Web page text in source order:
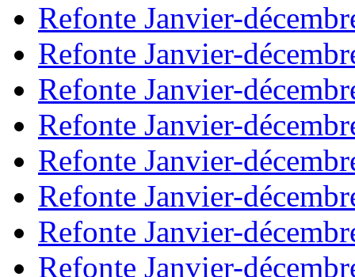
Refonte Janvier-
Refonte Janvier-
Refonte Janvier-
Refonte Janvier-
Refonte Janvier-
Refonte Janvier-
Refonte Janvier-
Refonte Janvier-